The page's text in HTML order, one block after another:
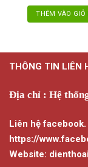
THÊM VÀO GIỎ
THÔNG TIN LIÊN
Địa chỉ : Hệ
Liên hệ facebook.
https://
Website: